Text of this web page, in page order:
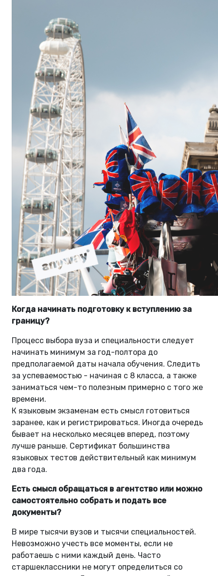
Когда начинать подготовку к вступлению за
границу?
Процесс выбора вуза и специальности следует
начинать минимум за год-полтора до
предполагаемой даты начала обучения. Следить
за успеваемостью - начиная с 8 класса, а также
заниматься чем-то полезным примерно с того же
времени.
К языковым экзаменам есть смысл готовиться
заранее, как и регистрироваться. Иногда очередь
бывает на несколько месяцев вперед, поэтому
лучше раньше. Сертификат большинства
языковых тестов действительный как минимум
два года.
Есть смысл обращаться в агентство или можно
самостоятельно собрать и подать все
документы?
В мире тысячи вузов и тысячи специальностей.
Невозможно учесть все моменты, если не
работаешь с ними каждый день. Часто
старшеклассники не могут определиться со